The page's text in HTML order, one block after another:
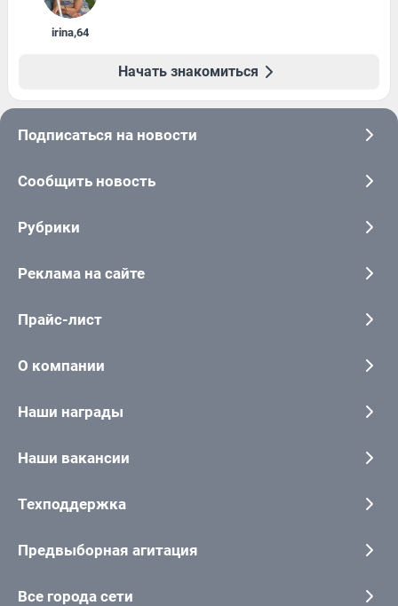
irina,64
Начать знакомиться
Подписаться на новости
Сообщить новость
Рубрики
Реклама на сайте
Прайс-лист
О компании
Наши награды
Наши вакансии
Техподдержка
Предвыборная агитация
Все города сети